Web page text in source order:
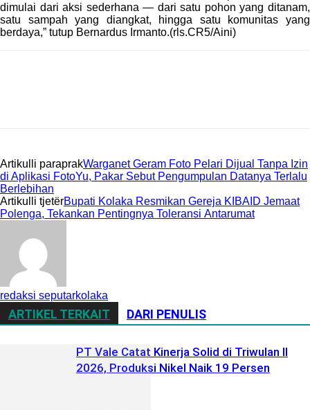
dimulai dari aksi sederhana — dari satu pohon yang ditanam,
satu sampah yang diangkat, hingga satu komunitas yang
berdaya,” tutup Bernardus Irmanto.(rls.CR5/Aini)
Artikulli paraprakWarganet Geram Foto Pelari Dijual Tanpa Izin
di Aplikasi FotoYu, Pakar Sebut Pengumpulan Datanya Terlalu
Berlebihan
Artikulli tjetërBupati Kolaka Resmikan Gereja KIBAID Jemaat
Polenga, Tekankan Pentingnya Toleransi Antarumat
redaksi seputarkolaka
ARTIKEL TERKAIT DARI PENULIS
PT Vale Catat Kinerja Solid di Triwulan II
2026, Produksi Nikel Naik 19 Persen